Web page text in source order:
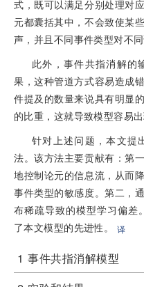
式，既可以满足分别处理对
元都囊括其中，不会致使某
声，并且不同事件类型对不
此外，事件共指消解的
果，这种管道方式容易造成
件提及的数量来说具有明显
的比重，这就导致模型容易
针对上述问题，本文提
法。该方法主要贡献有：第
地控制论元的信息流，从而
事件类型的敏感度。第二，
布稀疏导致的模型学习偏差
了本文模型的先进性。
译
1 事件共指消解模型